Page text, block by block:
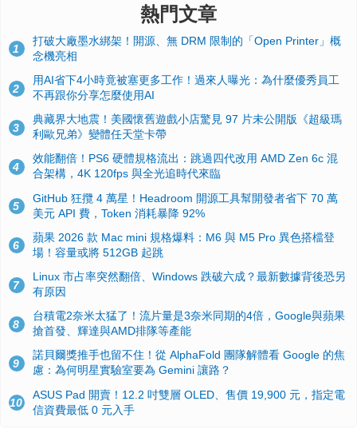
熱門文章
1
打破大廠墨水綁架！開源、無 DRM 限制的「Open Printer」概
念機亮相
2
用AI省下4小時竟被塞更多工作！過來人曝光：為什麼優秀員工
不再跟你分享怎麼使用AI
3
典藏界大地震！美國懷舊遊戲小店驚見 97 片未公開版《超級瑪
利歐兄弟》變體任天堂卡帶
4
效能翻倍！PS6 硬體規格流出：跳過四代改用 AMD Zen 6c 混
合架構，4K 120fps 與全光追時代來臨
5
GitHub 狂攬 4 萬星！Headroom 開源工具幫開發者省下 70 萬
美元 API 費，Token 消耗暴降 92%
6
蘋果 2026 款 Mac mini 規格爆料：M6 與 M5 Pro 異色搭檔登
場！容量或將 512GB 起跳
7
Linux 市占率突然翻倍、Windows 跌破六成？最新數據背後恐另
有原因
8
台積電2奈米太猛了！流片量是3奈米同期的4倍，Google與蘋果
搶首發、輝達與AMD排隊等產能
9
諾貝爾獎推手也留不住！從 AlphaFold 團隊解體看 Google 的焦
慮：為何明星實驗室要為 Gemini 讓路？
10
ASUS Pad 開賣！12.2 吋雙層 OLED、售價 19,900 元，指定電
信資費最低 0 元入手